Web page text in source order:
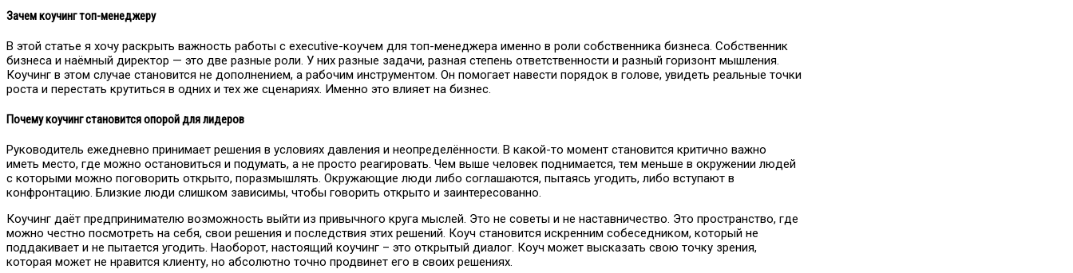
Зачем коучинг топ-менеджеру
В этой статье я хочу раскрыть важность работы с еxecutive-коучем для топ-менеджера именно в роли собственника бизнеса. Собственник
бизнеса и наёмный директор — это две разные роли. У них разные задачи, разная степень ответственности и разный горизонт мышления.
Коучинг в этом случае становится не дополнением, а рабочим инструментом. Он помогает навести порядок в голове, увидеть реальные точки
роста и перестать крутиться в одних и тех же сценариях. Именно это влияет на бизнес.
Почему коучинг становится опорой для лидеров
Руководитель ежедневно принимает решения в условиях давления и неопределённости. В какой-то момент становится критично важно
иметь место, где можно остановиться и подумать, а не просто реагировать. Чем выше человек поднимается, тем меньше в окружении людей
с которыми можно поговорить открыто, поразмышлять. Окружающие люди либо соглашаются, пытаясь угодить, либо вступают в
конфронтацию. Близкие люди слишком зависимы, чтобы говорить открыто и заинтересованно.
Коучинг даёт предпринимателю возможность выйти из привычного круга мыслей. Это не советы и не наставничество. Это пространство, где
можно честно посмотреть на себя, свои решения и последствия этих решений. Коуч становится искренним собеседником, который не
поддакивает и не пытается угодить. Наоборот, настоящий коучинг – это открытый диалог. Коуч может высказать свою точку зрения,
которая может не нравится клиенту, но абсолютно точно продвинет его в своих решениях.